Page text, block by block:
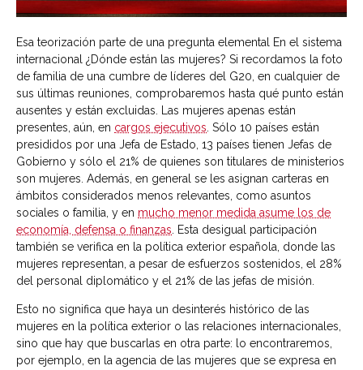
Esa teorización parte de una pregunta elemental En el sistema
internacional ¿Dónde están las mujeres? Si recordamos la foto
de familia de una cumbre de líderes del G20, en cualquier de
sus últimas reuniones, comprobaremos hasta qué punto están
ausentes y están excluidas. Las mujeres apenas están
presentes, aún, en cargos ejecutivos . Sólo 10 países están
presididos por una Jefa de Estado, 13 países tienen Jefas de
Gobierno y sólo el 21% de quienes son titulares de ministerios
son mujeres. Además, en general se les asignan carteras en
ámbitos considerados menos relevantes, como asuntos
sociales o familia, y en mucho menor medida asume los de
economía, defensa o finanzas . Esta desigual participación
también se verifica en la política exterior española, donde las
mujeres representan, a pesar de esfuerzos sostenidos, el 28%
del personal diplomático y el 21% de las jefas de misión.
Esto no significa que haya un desinterés histórico de las
mujeres en la política exterior o las relaciones internacionales,
sino que hay que buscarlas en otra parte: lo encontraremos,
por ejemplo, en la agencia de las mujeres que se expresa en